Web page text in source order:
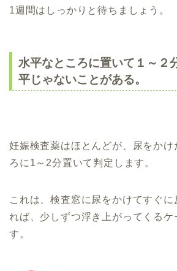
1週間はしっかりと待ちましょう。
水平なところに置いて１～２
平じゃないことがある。
妊娠検査薬はほとんどが、尿をかけ
ろに1～2分置いて判定します。
これは、検査窓に尿をかけてすぐに
れば、少しずつ浮き上がってくる
す。